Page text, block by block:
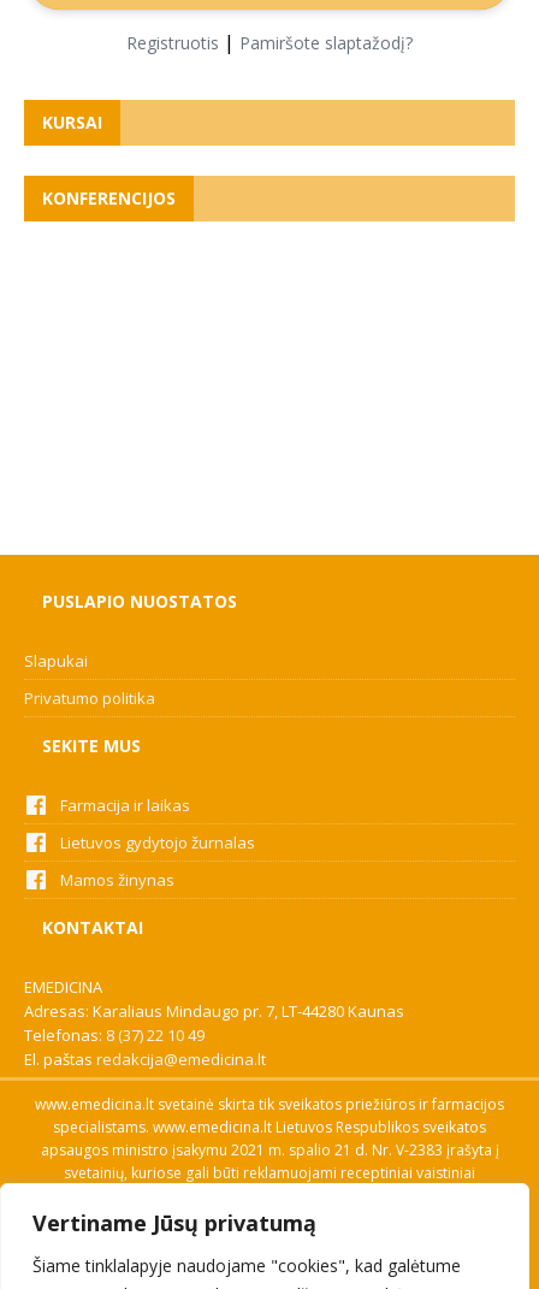
Vertiname Jūsų privatumą
Šiame tinklalapyje naudojame "cookies", kad galėtume
Registruotis | Pamiršote slaptažodį?
KURSAI
KONFERENCIJOS
PUSLAPIO NUOSTATOS
Slapukai
Privatumo politika
SEKITE MUS
Farmacija ir laikas
Lietuvos gydytojo žurnalas
Mamos žinynas
KONTAKTAI
EMEDICINA
Adresas: Karaliaus Mindaugo pr. 7, LT-44280 Kaunas
Telefonas: 8 (37) 22 10 49
El. paštas redakcija@emedicina.lt
www.emedicina.lt svetainė skirta tik sveikatos priežiūros ir farmacijos
specialistams. www.emedicina.lt Lietuvos Respublikos sveikatos
apsaugos ministro įsakymu 2021 m. spalio 21 d. Nr. V-2383 įrašyta į
svetainių, kuriose gali būti reklamuojami receptiniai vaistiniai
savo profesinę kvalifikaciją. Naudingos nuorodos: Vaistų ir medicinos
pagalbos priemonių kainų paieška, VVKT tinklalapis, Sveikatos
priežiūros ar farmacijos specialisto pranešimo apie įtariamą